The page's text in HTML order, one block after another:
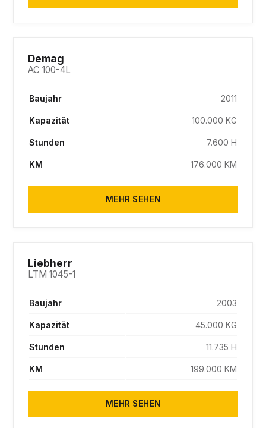
Demag
AC 100-4L
Baujahr 2011
Kapazität 100.000 KG
Stunden 7.600 H
KM 176.000 KM
MEHR SEHEN
Liebherr
LTM 1045-1
Baujahr 2003
Kapazität 45.000 KG
Stunden 11.735 H
KM 199.000 KM
MEHR SEHEN